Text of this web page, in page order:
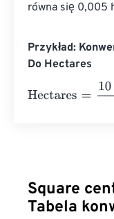
równa się 0,005
Przykład:
Do Hectares
Hectares
10
Square
Tabela